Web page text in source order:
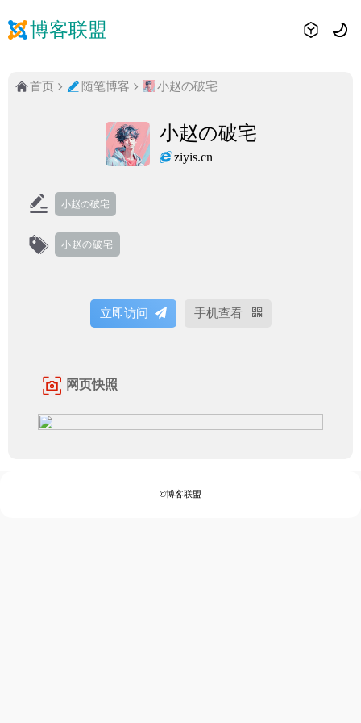
博客联盟
首页 随笔博客 小赵の破宅
小赵の破宅
ziyis.cn
小赵の破宅
小赵の破宅
立即访问 手机查看
网页快照
©博客联盟